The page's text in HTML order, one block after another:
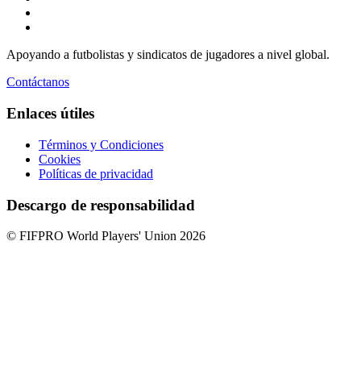
Apoyando a futbolistas y sindicatos de jugadores a nivel global.
Contáctanos
Enlaces útiles
Términos y Condiciones
Cookies
Políticas de privacidad
Descargo de responsabilidad
© FIFPRO World Players' Union 2026